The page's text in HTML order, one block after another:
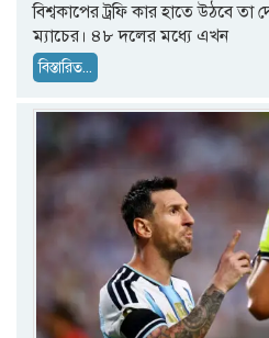
বিশ্বকাপের ট্রফি কার হাতে উঠবে
ম্যাচের। ৪৮ দলের মধ্যে এখন
বিস্তারিত...